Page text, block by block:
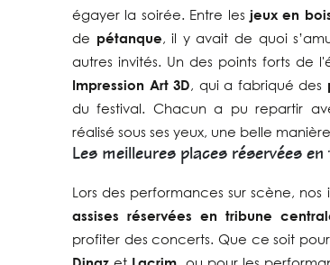
égayer la soirée. Entre les jeux en
de pétanque, il y avait de quoi
autres invités. Un des points forts de
Impression Art 3D, qui a fabriqué des
du festival. Chacun a pu repartir
réalisé sous ses yeux, une belle
Les meilleures places réservées
Lors des performances sur scène,
assises réservées en tribune
profiter des concerts. Que ce soit